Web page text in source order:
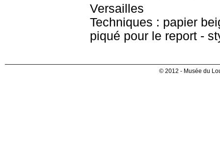
Versailles
Techniques : papier
piqué pour le report -
© 2012 - Musée du